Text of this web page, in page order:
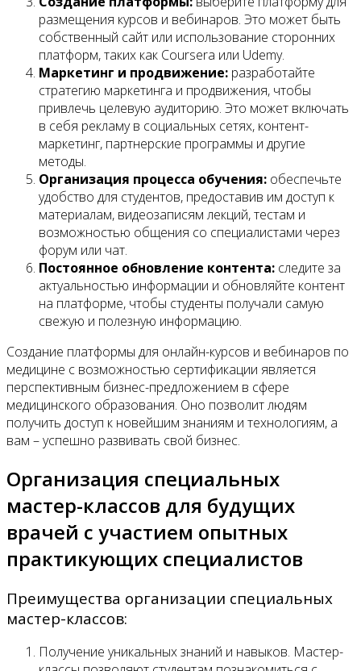
размещения курсов и вебинаров. Это может быть
собственный сайт или использование сторонних
платформ, таких как Coursera или Udemy.
Маркетинг и продвижение: разработайте
стратегию маркетинга и продвижения, чтобы
привлечь целевую аудиторию. Это может включать
в себя рекламу в социальных сетях, контент-
маркетинг, партнерские программы и другие
методы.
Организация процесса обучения: обеспечьте
удобство для студентов, предоставив им доступ к
материалам, видеозаписям лекций, тестам и
возможностью общения со специалистами через
форум или чат.
Постоянное обновление контента: следите за
актуальностью информации и обновляйте контент
на платформе, чтобы студенты получали самую
свежую и полезную информацию.
Создание платформы для онлайн-курсов и вебинаров по
медицине с возможностью сертификации является
перспективным бизнес-предложением в сфере
медицинского образования. Оно позволит людям
получить доступ к новейшим знаниям и технологиям, а
вам – успешно развивать свой бизнес.
Организация специальных
мастер-классов для будущих
врачей с участием опытных
практикующих специалистов
Преимущества организации специальных
мастер-классов:
Получение уникальных знаний и навыков. Мастер-